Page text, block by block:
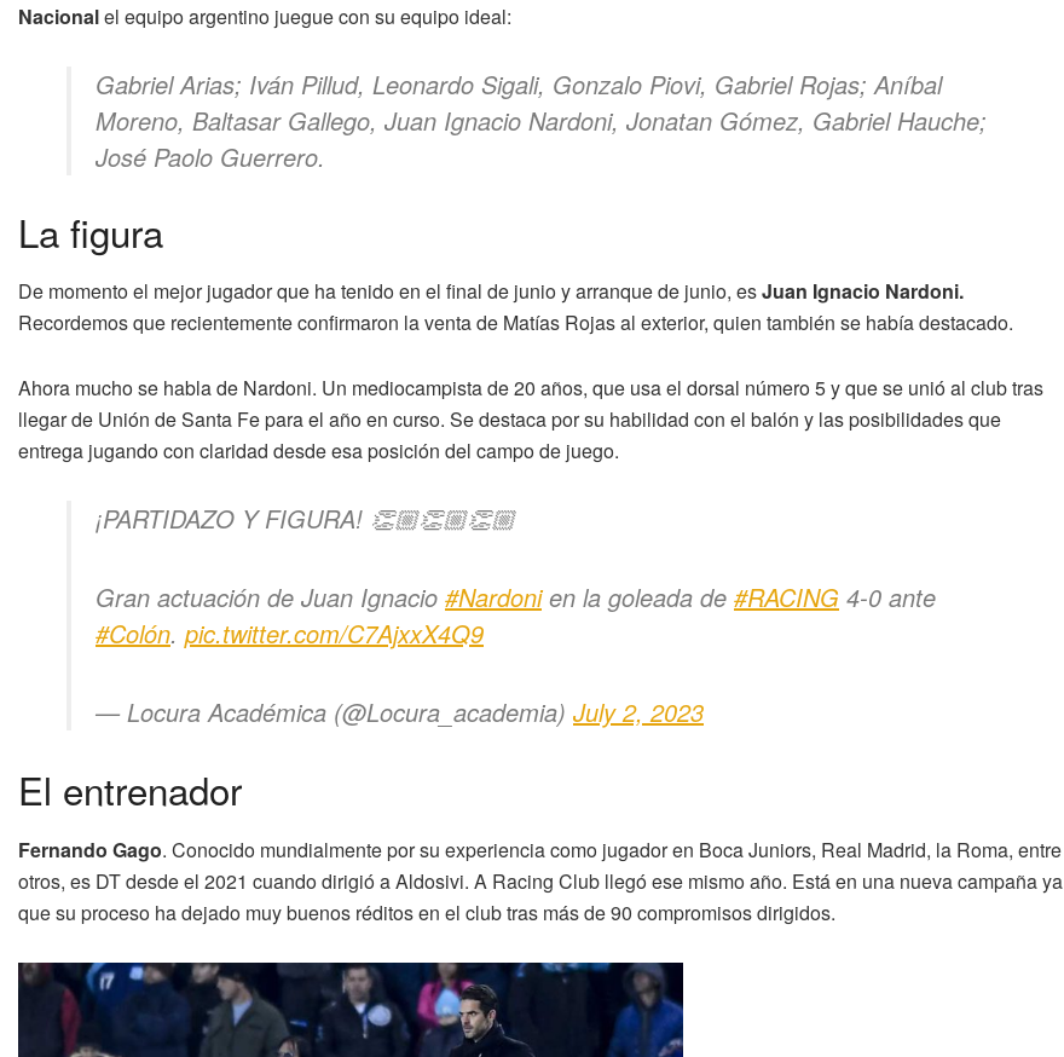
Nacionalel equipo argentino juegue con su equipo ideal:
Gabriel Arias; Iván Pillud, Leonardo Sigali, Gonzalo Piovi, Gabriel Rojas; Aníbal
Moreno, Baltasar Gallego, Juan Ignacio Nardoni, Jonatan Gómez, Gabriel Hauche;
José Paolo Guerrero.
La figura
De momento el mejor jugador que ha tenido en el final de junio y arranque de junio, esJuan Ignacio Nardoni.
Recordemos que recientemente confirmaron la venta de Matías Rojas al exterior, quien también se había destacado.
Ahora mucho se habla de Nardoni. Un mediocampista de 20 años, que usa el dorsal número 5 y que se unió al club tras
llegar de Unión de Santa Fe para el año en curso. Se destaca por su habilidad con el balón y las posibilidades que
entrega jugando con claridad desde esa posición del campo de juego.
¡PARTIDAZO Y FIGURA! 👏🏼👏🏼👏🏼
Gran actuación de Juan Ignacio #Nardonien la goleada de #RACING 4-0 ante
#Colón. pic.twitter.com/C7AjxxX4Q9
— Locura Académica (@Locura_academia) July 2, 2023
El entrenador
Fernando Gago. Conocido mundialmente por su experiencia como jugador en Boca Juniors, Real Madrid, la Roma, entre
otros, es DT desde el 2021 cuando dirigió a Aldosivi. A Racing Club llegó ese mismo año. Está en una nueva campaña ya
que su proceso ha dejado muy buenos réditos en el club tras más de 90 compromisos dirigidos.